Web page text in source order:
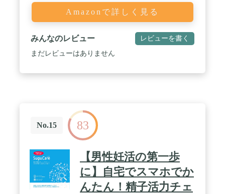
Amazonで詳しく見る
みんなのレビュー レビューを書く
まだレビューはありません
No.15 83
【男性妊活の第一歩
に】自宅でスマホでか
んたん！精子活力チェ